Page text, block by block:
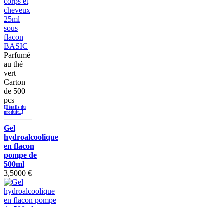
Parfumé
au thé
vert
Carton
de 500
pcs
[Détails du
produit...]
Gel
hydroalcoolique
en flacon
pompe de
500ml
3,5000 €